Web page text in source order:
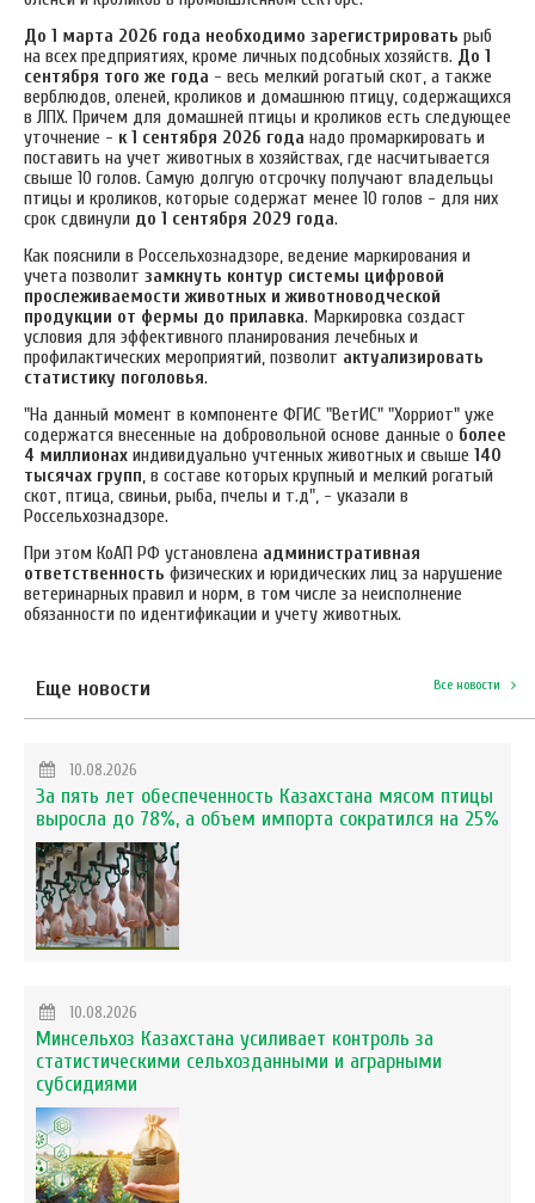
До 1 марта 2026 года необходимо зарегистрировать рыб
на всех предприятиях, кроме личных подсобных хозяйств. До 1
сентября того же года - весь мелкий рогатый скот, а также
верблюдов, оленей, кроликов и домашнюю птицу, содержащихся
в ЛПХ. Причем для домашней птицы и кроликов есть следующее
уточнение - к 1 сентября 2026 года надо промаркировать и
поставить на учет животных в хозяйствах, где насчитывается
свыше 10 голов. Самую долгую отсрочку получают владельцы
птицы и кроликов, которые содержат менее 10 голов - для них
срок сдвинули до 1 сентября 2029 года.​
Как пояснили в Россельхознадзоре, ведение маркирования и
учета позволит замкнуть контур системы цифровой
прослеживаемости животных и животноводческой
продукции от фермы до прилавка. Маркировка создаст
условия для эффективного планирования лечебных и
профилактических мероприятий, позволит актуализировать
статистику поголовья.
"На данный момент в компоненте ФГИС "ВетИС" "Хорриот" уже
содержатся внесенные на добровольной основе данные о более
4 миллионах индивидуально учтенных животных и свыше 140
тысячах групп, в составе которых крупный и мелкий рогатый
скот, птица, свиньи, рыба, пчелы и т.д", - указали в
Россельхознадзоре.
При этом КоАП РФ установлена административная
ответственность физических и юридических лиц за нарушение
ветеринарных правил и норм, в том числе за неисполнение
обязанности по идентификации и учету животных.
Еще новости Все новости
10.08.2026
За пять лет обеспеченность Казахстана мясом птицы
выросла до 78%, а объем импорта сократился на 25%
10.08.2026
Минсельхоз Казахстана усиливает контроль за
статистическими сельхозданными и аграрными
субсидиями